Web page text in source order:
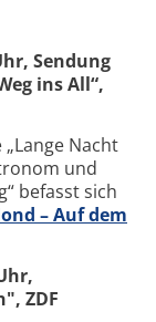
Sendung
ins All“,
Nacht
und
befasst sich
– Auf dem
ZDF